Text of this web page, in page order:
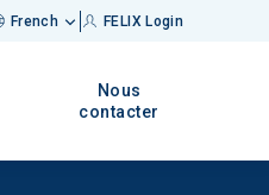
French FELIX Login
Nous
contacter